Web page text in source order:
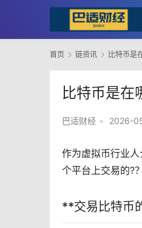
首页 链资讯 比特币是
比特币是在
巴适财经 • 2026-
作为虚拟币行业
个平台上交易的?
**交易比特币